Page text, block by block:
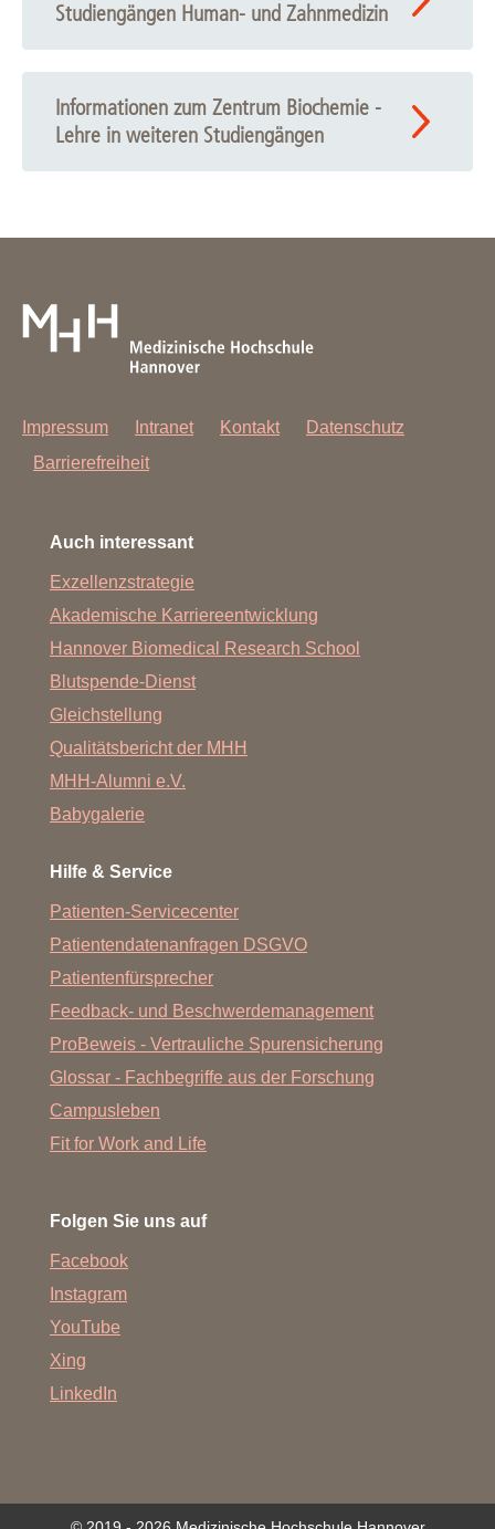
Studiengängen Human- und Zahnmedizin
Informationen zum Zentrum Biochemie -
Lehre in weiteren Studiengängen
Impressum Intranet Kontakt
Datenschutz
Barrierefreiheit
Auch interessant
Exzellenzstrategie
Akademische Karriereentwicklung
Hannover Biomedical Research School
Blutspende-Dienst
Gleichstellung
Qualitätsbericht der MHH
MHH-Alumni e.V.
Babygalerie
Hilfe & Service
Patienten-Servicecenter
Patientendatenanfragen DSGVO
Patientenfürsprecher
Feedback- und Beschwerdemanagement
ProBeweis - Vertrauliche Spurensicherung
Glossar - Fachbegriffe aus der Forschung
Campusleben
Fit for Work and Life
Folgen Sie uns auf
Facebook
Instagram
YouTube
Xing
LinkedIn